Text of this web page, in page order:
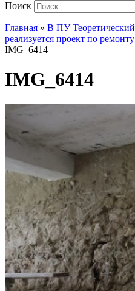
Поиск
Главная » В ПУ
реализуется проект по
IMG_6414
IMG_6414